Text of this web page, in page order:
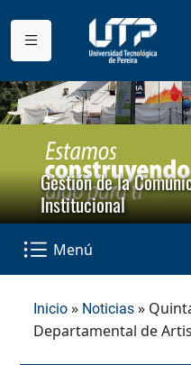
Gestión de la
Institucional
Menú
Inicio » Noticias »
Departamental de